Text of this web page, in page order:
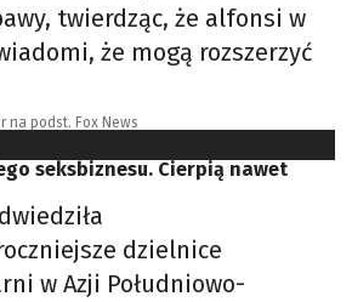
twierdząc, że alfonsi w
że mogą rozszerzyć
na podst. Fox News
seksbiznesu. Cierpią nawet
dzielnice
w Azji Południowo-